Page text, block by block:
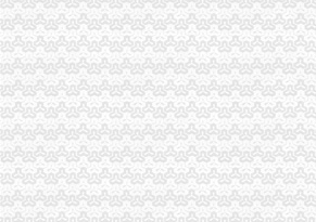
租售转让|重庆|重庆市_凤凰资讯